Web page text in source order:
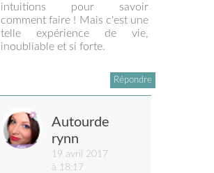
intuitions pour savoir
comment faire ! Mais c'est une
telle expérience de vie,
inoubliable et si forte.
Répondre
Autourde
rynn
19 avril 2017
à 18:17